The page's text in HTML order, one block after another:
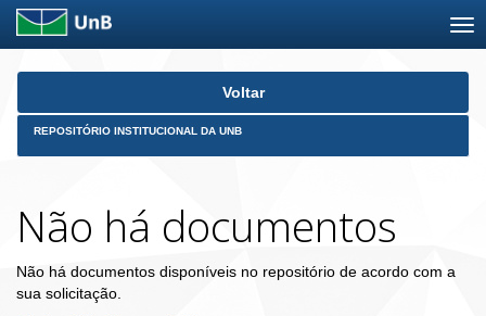
Skip
Voltar
REPOSITÓRIO INSTITUCIONAL DA UNB
Não há documentos
Não há documentos disponíveis no repositório de acordo com a
sua solicitação.